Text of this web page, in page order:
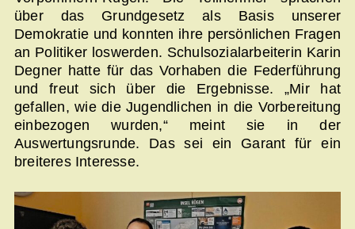
über das Grundgesetz als Basis unserer
Demokratie und konnten ihre persönlichen Fragen
an Politiker loswerden. Schulsozialarbeiterin Karin
Degner hatte für das Vorhaben die Federführung
und freut sich über die Ergebnisse. „Mir hat
gefallen, wie die Jugendlichen in die Vorbereitung
einbezogen wurden,“ meint sie in der
Auswertungsrunde. Das sei ein Garant für ein
breiteres Interesse.